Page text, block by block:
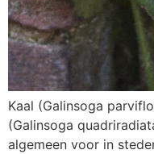
Kaal (Galinsoga
(Galinsoga
algemeen voor in